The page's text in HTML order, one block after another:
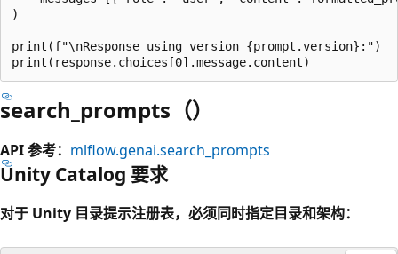
)
print(f"\nResponse using version {prompt.version}:")
search_prompts（）
API 参考： mlflow.genai.search_prompts
Unity Catalog 要求
对于 Unity 目录提示注册表，必须同时指定目录和架构：